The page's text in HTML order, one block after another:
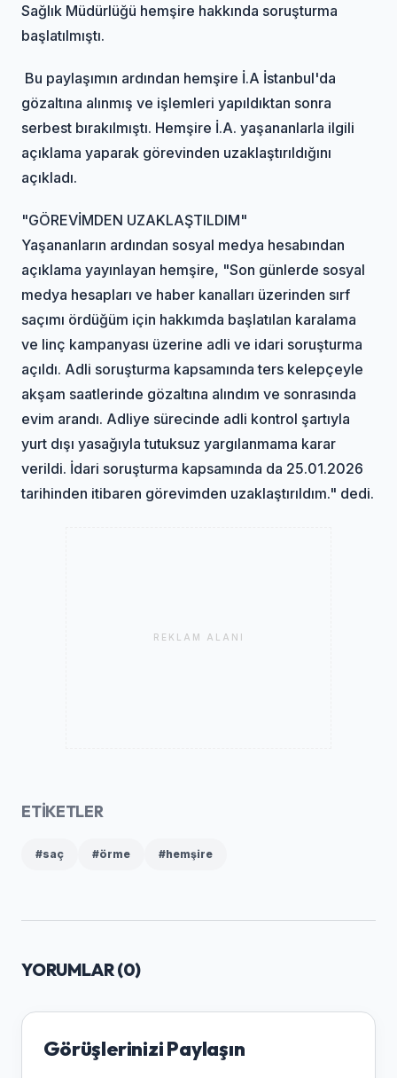
Sağlık Müdürlüğü hemşire hakkında soruşturma
başlatılmıştı.
Bu paylaşımın ardından hemşire İ.A İstanbul'da
gözaltına alınmış ve işlemleri yapıldıktan sonra
serbest bırakılmıştı. Hemşire İ.A. yaşananlarla ilgili
açıklama yaparak görevinden uzaklaştırıldığını
açıkladı.
"GÖREVİMDEN UZAKLAŞTILDIM"
Yaşananların ardından sosyal medya hesabından
açıklama yayınlayan hemşire, "Son günlerde sosyal
medya hesapları ve haber kanalları üzerinden sırf
saçımı ördüğüm için hakkımda başlatılan karalama
ve linç kampanyası üzerine adli ve idari soruşturma
açıldı. Adli soruşturma kapsamında ters kelepçeyle
akşam saatlerinde gözaltına alındım ve sonrasında
evim arandı. Adliye sürecinde adli kontrol şartıyla
yurt dışı yasağıyla tutuksuz yargılanmama karar
verildi. İdari soruşturma kapsamında da 25.01.2026
tarihinden itibaren görevimden uzaklaştırıldım." dedi.
REKLAM ALANI
ETİKETLER
#saç #örme #hemşire
YORUMLAR (0)
Görüşlerinizi Paylaşın